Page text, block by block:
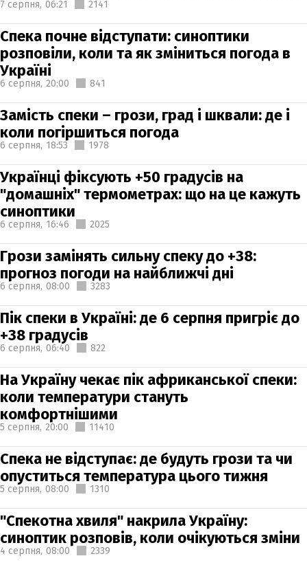
7 серпня, 06:21 2141
Спека почне відступати: синоптики
розповіли, коли та як зміниться погода в
Україні
6 серпня, 20:00 841
Замість спеки – грози, град і шквали: де і
коли погіршиться погода
6 серпня, 18:53 1978
Українці фіксують +50 градусів на
"домашніх" термометрах: що на це кажуть
синоптики
6 серпня, 16:46 2025
Грози замінять сильну спеку до +38:
прогноз погоди на найближчі дні
6 серпня, 08:00 3283
Пік спеки в Україні: де 6 серпня пригріє до
+38 градусів
6 серпня, 06:40 822
На Україну чекає пік африканської спеки:
коли температури стануть
комфортнішими
5 серпня, 20:00 11410
Спека не відступає: де будуть грози та чи
опуститься температура цього тижня
5 серпня, 08:00 1310
"Спекотна хвиля" накрила Україну:
синоптик розповів, коли очікуються зміни
4 серпня, 08:00 2339